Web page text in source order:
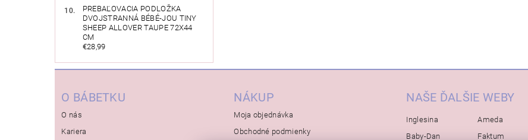
PREBAĽOVACIA PODLOŽKA
DVOJSTRANNÁ BÉBÉ-JOU TINY
SHEEP ALLOVER TAUPE 72X44
CM
€28,99
O BÁBETKU
O nás
Kariera
NÁKUP
Moja objednávka
Obchodné podmienky
NAŠE ĎALŠIE WEBY
Inglesina
Baby-Dan
Ameda
Faktum